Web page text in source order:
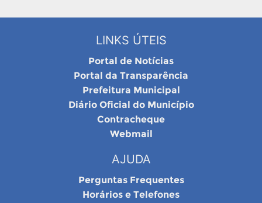
LINKS ÚTEIS
Portal de Notícias
Portal da Transparência
Prefeitura Municipal
Diário Oficial do Município
Contracheque
Webmail
AJUDA
Perguntas Frequentes
Horários e Telefones